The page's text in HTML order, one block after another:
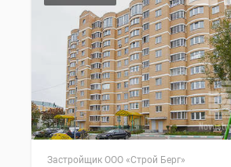
Застройщик ООО «Строй Берг»